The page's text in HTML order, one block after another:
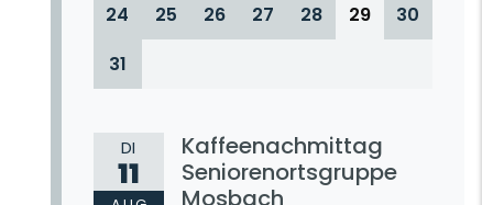
24
25 26 27 28 29
30
31
DI
11
Kaffeenachmittag
Seniorenortsgruppe
Mosbach